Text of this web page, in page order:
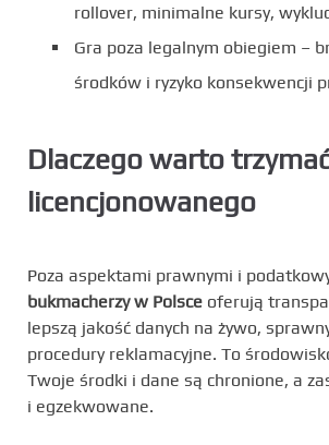
rollover, minimalne kursy,
Gra poza legalnym obiegiem –
środków i ryzyko konsekwencji
Dlaczego warto
licencjonowanego
Poza aspektami prawnymi i
bukmacherzy w Polsce oferują
lepszą jakość danych na żywo,
procedury reklamacyjne. To
Twoje środki i dane są chronione, a
i egzekwowane.